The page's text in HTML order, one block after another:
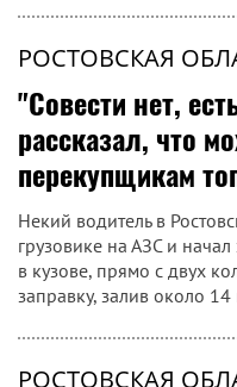
РОСТОВСКАЯ
"Совести нет,
рассказал, что
перекупщикам
Некий водитель в
грузовике на АЗС и
в кузове, прямо с двух
заправку, залив около 14
РОСТОВСКАЯ